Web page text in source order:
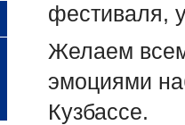
фестиваля,
Желаем
эмоциями
Кузбассе.